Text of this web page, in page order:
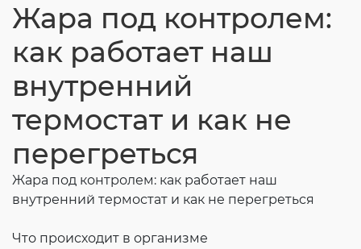
Жара под контролем:
как работает наш
внутренний
термостат и как не
перегреться
Жара под контролем: как работает наш
внутренний термостат и как не перегреться
Что происходит в организме
Загрузить файл
Согласие на обработку личных данных
Введите слово с картинки